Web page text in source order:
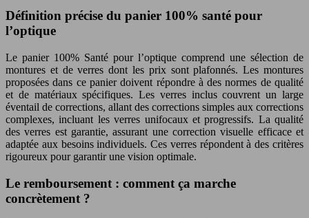
Définition précise du panier 100% santé pour
l’optique
Le panier 100% Santé pour l’optique comprend une sélection de
montures et de verres dont les prix sont plafonnés. Les montures
proposées dans ce panier doivent répondre à des normes de qualité
et de matériaux spécifiques. Les verres inclus couvrent un large
éventail de corrections, allant des corrections simples aux corrections
complexes, incluant les verres unifocaux et progressifs. La qualité
des verres est garantie, assurant une correction visuelle efficace et
adaptée aux besoins individuels. Ces verres répondent à des critères
rigoureux pour garantir une vision optimale.
Le remboursement : comment ça marche
concrètement ?